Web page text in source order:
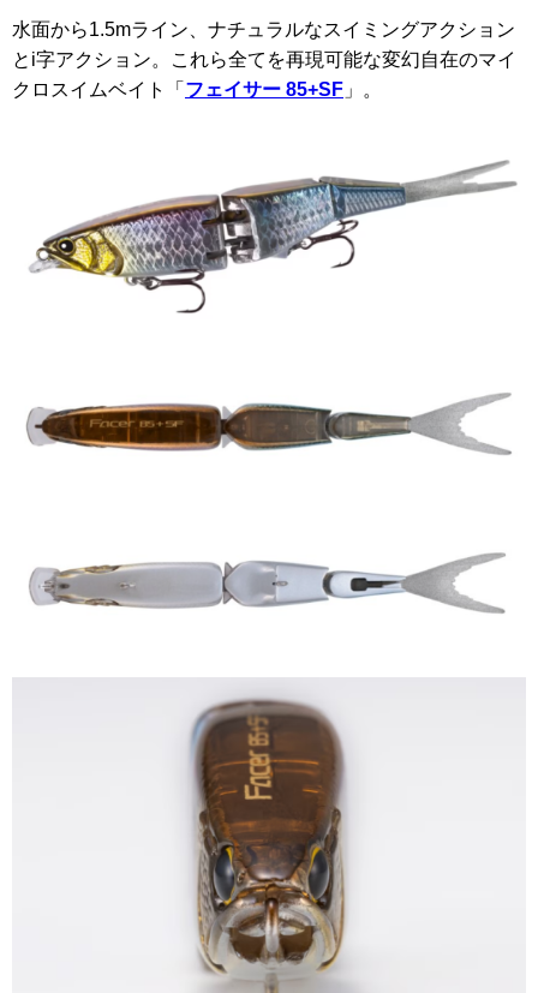
水面から1.5mライン、ナチュラルなスイミングアクション
とi字アクション。これら全てを再現可能な変幻自在のマイ
クロスイムベイト「 フェイサー 85+SF 」。